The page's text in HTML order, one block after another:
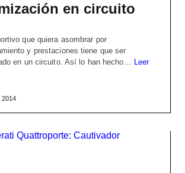
en circuito
que quiera asombrar por
y prestaciones tiene que ser
en un circuito. Así lo han hecho… Leer
2014